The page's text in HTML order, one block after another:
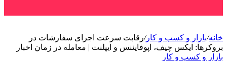
خانه/بازار و کسب و کار/رقابت سرعت اجرای سفارشات در
بروکرها: ایکس چیف، اپوفایننس و ایپلنت | معامله در زمان اخبار
بازار و کسب و کار